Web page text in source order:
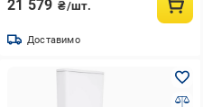
21 579 ₴/шт.
Доставимо